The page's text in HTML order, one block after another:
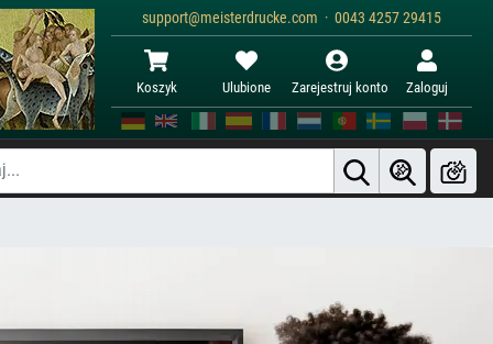
support@meisterdrucke.com · 0043 4257 29415
Koszyk Ulubione Zarejestruj konto Zaloguj